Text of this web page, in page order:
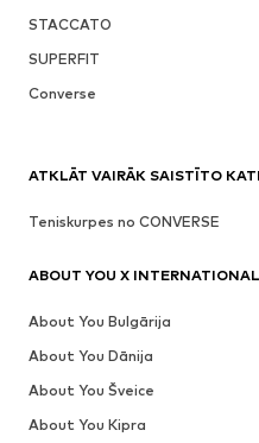
STACCATO
SUPERFIT
Converse
ATKLĀT VAIRĀK SAISTĪTO
Teniskurpes no CONVERSE
ABOUT YOU X INTERNATIONAL
About You Bulgārija
About You Dānija
About You Šveice
About You Kipra